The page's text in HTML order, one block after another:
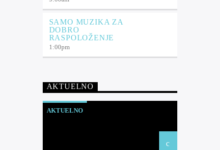
SAMO MUZIKA ZA
DOBRO
RASPOLOŽENJE
1:00pm
AKTUELNO
AKTUELNO